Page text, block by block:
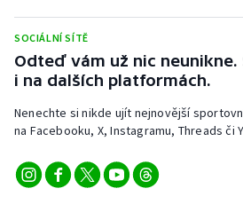
Triatlon
Veslování
Vodní slalom
Volejbal
SOCIÁLNÍ SÍTĚ
Odteď vám už nic neunikne.
i na dalších platformách.
Nenechte si nikde ujít nejnovější
na Facebooku, X, Instagramu, Threads či